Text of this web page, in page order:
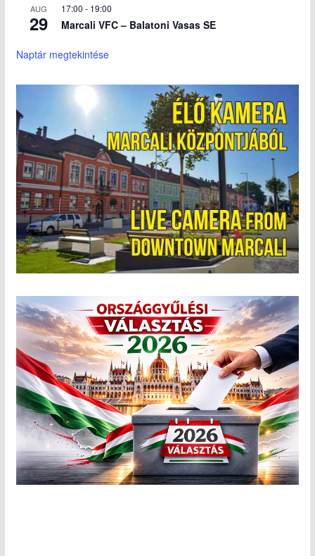
AUG
29
17:00 - 19:00
Marcali VFC – Balatoni Vasas SE
Naptár megtekintése